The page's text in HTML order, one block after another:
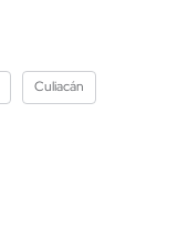
Culiacán